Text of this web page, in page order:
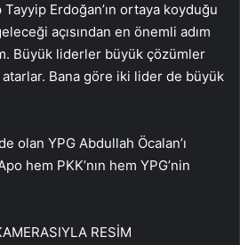
Erdoğan’ın ortaya koyduğu
açısından en önemli adım
Büyük liderler büyük çözümler
Bana göre iki lider de büyük
olan YPG Abdullah Öcalan’ı
hem PKK’nın hem YPG’nin
RESİM